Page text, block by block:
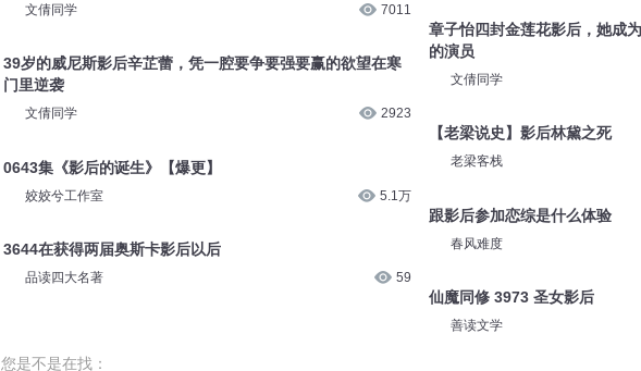
文倩同学 7011
39岁的威尼斯影后辛芷蕾，凭一腔要争要强要赢的欲望在寒
门里逆袭
文倩同学 2923
0643集《影后的诞生》【爆更】
姣姣兮工作室 5.1万
3644在获得两届奥斯卡影后以后
品读四大名著 59
章子怡四封金莲花影后，她成
的演员
文倩同学
【老梁说史】影后林黛之死
老梁客栈
跟影后参加恋综是什么体验
春风难度
仙魔同修 3973 圣女影后
善读文学
您是不是在找：